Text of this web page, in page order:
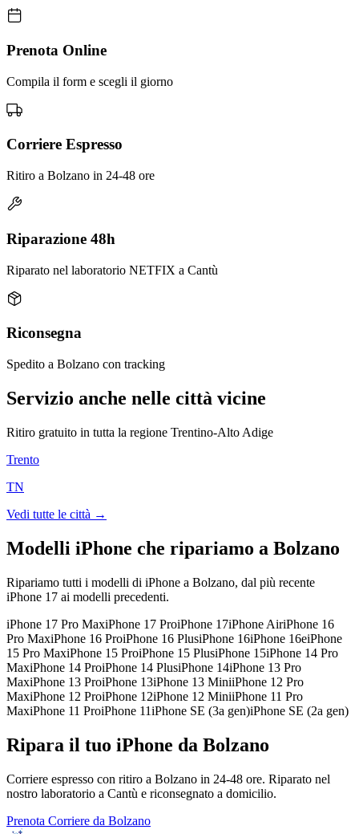
Prenota Online
Compila il form e scegli il giorno
Corriere Espresso
Ritiro a Bolzano in 24-48 ore
Riparazione 48h
Riparato nel laboratorio NETFIX a Cantù
Riconsegna
Spedito a Bolzano con tracking
Servizio anche nelle città vicine
Ritiro gratuito in tutta la regione Trentino-Alto Adige
Trento
TN
Vedi tutte le città →
Modelli iPhone che ripariamo a Bolzano
Ripariamo tutti i modelli di iPhone a Bolzano, dal più recente
iPhone 17 ai modelli precedenti.
iPhone 17 Pro MaxiPhone 17 ProiPhone 17iPhone AiriPhone 16
Pro MaxiPhone 16 ProiPhone 16 PlusiPhone 16iPhone 16eiPhone
15 Pro MaxiPhone 15 ProiPhone 15 PlusiPhone 15iPhone 14 Pro
MaxiPhone 14 ProiPhone 14 PlusiPhone 14iPhone 13 Pro
MaxiPhone 13 ProiPhone 13iPhone 13 MiniiPhone 12 Pro
MaxiPhone 12 ProiPhone 12iPhone 12 MiniiPhone 11 Pro
MaxiPhone 11 ProiPhone 11iPhone SE (3a gen)iPhone SE (2a gen)
Ripara il tuo iPhone da Bolzano
Corriere espresso con ritiro a Bolzano in 24-48 ore. Riparato nel
nostro laboratorio a Cantù e riconsegnato a domicilio.
Prenota Corriere da Bolzano